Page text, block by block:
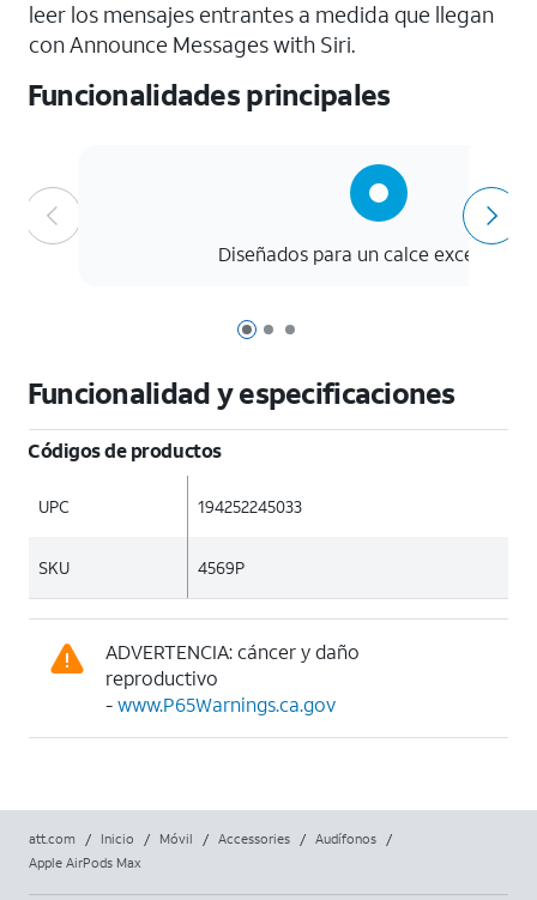
leer los mensajes entrantes a medida que llegan
con Announce Messages with Siri.
Funcionalidades principales
Página 1 de 3
Página 2 de 3
Página 3 de 3
Diseñados para un calce
Funcionalidad y especificaciones
Códigos de productos
UPC 194252245033
SKU 4569P
ADVERTENCIA: cáncer y daño
reproductivo
-www.P65Warnings.ca.gov
att.com / Inicio / Móvil / Accessories / Audífonos
/
Apple AirPods Max